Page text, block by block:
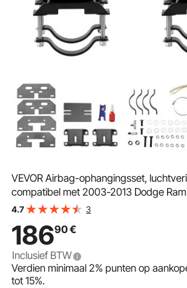
VEVOR Airbag-ophangingsset,
compatibel met 2003-2013 Dodge
2003-2018 Dodge Ram 3500 4WD,
4.7 3
18690€
Inclusief BTW
Verdien minimaal2% punten op
tot15%.